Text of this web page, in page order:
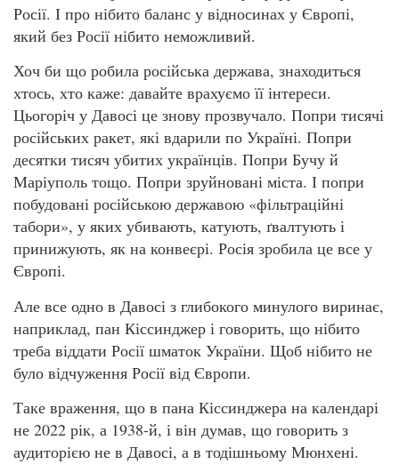
Росії. І про нібито баланс у відносинах у Європі,
який без Росії нібито неможливий.
Хоч би що робила російська держава, знаходиться
хтось, хто каже: давайте врахуємо її інтереси.
Цьогоріч у Давосі це знову прозвучало. Попри тисячі
російських ракет, які вдарили по Україні. Попри
десятки тисяч убитих українців. Попри Бучу й
Маріуполь тощо. Попри зруйновані міста. І попри
побудовані російською державою «фільтраційні
табори», у яких убивають, катують, ґвалтують і
принижують, як на конвеєрі. Росія зробила це все у
Європі.
Але все одно в Давосі з глибокого минулого виринає,
наприклад, пан Кіссинджер і говорить, що нібито
треба віддати Росії шматок України. Щоб нібито не
було відчуження Росії від Європи.
Таке враження, що в пана Кіссинджера на календарі
не 2022 рік, а 1938-й, і він думав, що говорить з
аудиторією не в Давосі, а в тодішньому Мюнхені.